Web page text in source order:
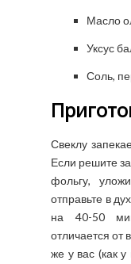
Масло
Уксус
Соль,
Свеклу
Если решите
фольгу,
отправьте в
на 40-50
отличается от
же у вас (как